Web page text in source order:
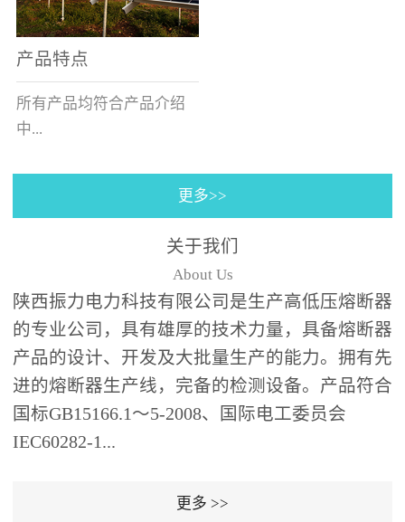
孔同心；熔断器装入箱体
后，熔断器支架壳外表皮
皮和端部与变压器油箱内
壁及异相电缆之间需保持
足够的绝缘距离；熔断器
为水平安装,并与变压器箱
体面板垂直,熔断器伸入油
箱的部分应浸入变压器绝
缘油中并用绝缘支架(用户
在变压器箱中安装好绝缘
产品特点
所有产品均符合产品介绍
中...
的时间-电流特性曲线。给
合适的产品（时间-电流特
性曲线表示虚拟的熔化时
间与...
更多>>
关于我们
About Us
陕西振力电力科技有限公司是生产高低压熔断器
的专业公司，具有雄厚的技术力量，具备熔断器
产品的设计、开发及大批量生产的能力。拥有先
进的熔断器生产线，完备的检测设备。产品符合
国标GB15166.1～5-2008、国际电工委员会
IEC60282-1...
更多 >>